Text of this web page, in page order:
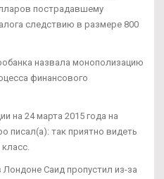
пострадавшему
следствию в размере 800
назвала монополизацию
финансового
на 24 марта 2015 года на
писал(а): так приятно видеть
Саид пропустил из-за